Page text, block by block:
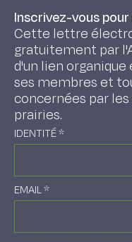
Inscrivez-vous
Cette lettre
gratuitement par
d'un lien
ses membres et
concernées par
prairies.
IDENTITÉ*
EMAIL*